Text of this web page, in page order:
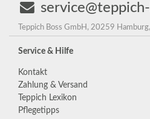
Teppich Boss GmbH, 20259
Service & Hilfe
Kontakt
Zahlung & Versand
Teppich Lexikon
Pflegetipps